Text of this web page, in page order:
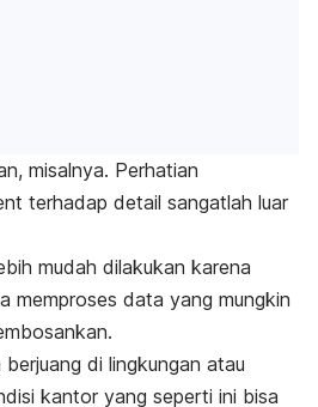
misalnya. Perhatian
terhadap detail sangatlah luar
mudah dilakukan karena
memproses data yang mungkin
di lingkungan atau
kantor yang seperti ini bisa